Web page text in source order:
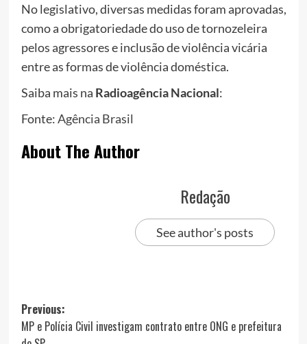
No legislativo, diversas medidas foram aprovadas,
como a obrigatoriedade do uso de tornozeleira
pelos agressores e inclusão de violência vicária
entre as formas de violência doméstica.
Saiba mais na Radioagência Nacional:
Fonte:Agência Brasil
About The Author
Redação
See author's posts
Post
navigation
Previous:
MP e Polícia Civil investigam contrato entre ONG e prefeitura